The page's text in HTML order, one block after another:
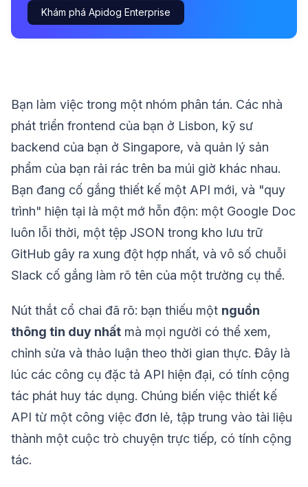
Khám phá Apidog Enterprise
Bạn làm việc trong một nhóm phân tán. Các nhà
phát triển frontend của bạn ở Lisbon, kỹ sư
backend của bạn ở Singapore, và quản lý sản
phẩm của bạn rải rác trên ba múi giờ khác nhau.
Bạn đang cố gắng thiết kế một API mới, và "quy
trình" hiện tại là một mớ hỗn độn: một Google Doc
luôn lỗi thời, một tệp JSON trong kho lưu trữ
GitHub gây ra xung đột hợp nhất, và vô số chuỗi
Slack cố gắng làm rõ tên của một trường cụ thể.
Nút thắt cổ chai đã rõ: bạn thiếu một nguồn
thông tin duy nhất mà mọi người có thể xem,
chỉnh sửa và thảo luận theo thời gian thực. Đây là
lúc các công cụ đặc tả API hiện đại, có tính cộng
tác phát huy tác dụng. Chúng biến việc thiết kế
API từ một công việc đơn lẻ, tập trung vào tài liệu
thành một cuộc trò chuyện trực tiếp, có tính cộng
tác.